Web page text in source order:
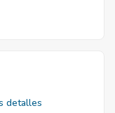
detalles